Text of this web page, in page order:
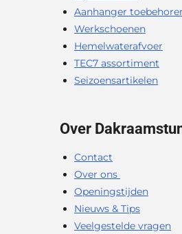
Aanhanger
Werkschoenen
Hemelwaterafvoer
TEC7 assortiment
Seizoensartikelen
Over
Contact
Over ons
Openingstijden
Nieuws & Tips
Veelgestelde vragen